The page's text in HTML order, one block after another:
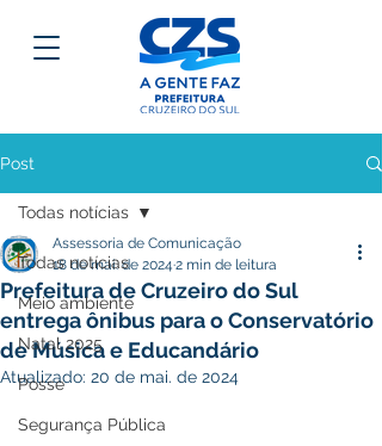
Post
Todas notícias
Meio ambiente
Natal 2025
Posse
Segurança Pública
Todas notícias
Prefeitura de Cruzeiro do Sul
entrega ônibus para o Conservatório
de Música e Educandário
Assessoria de Comunicação
18 de mai. de 2024 2 min de leitura
Atualizado: 20 de mai. de 2024